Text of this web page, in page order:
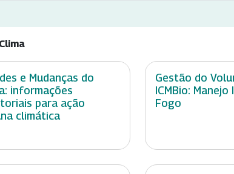
e Mudanças do
informações
para ação
climática
Gestão do
ICMBio:
Fogo